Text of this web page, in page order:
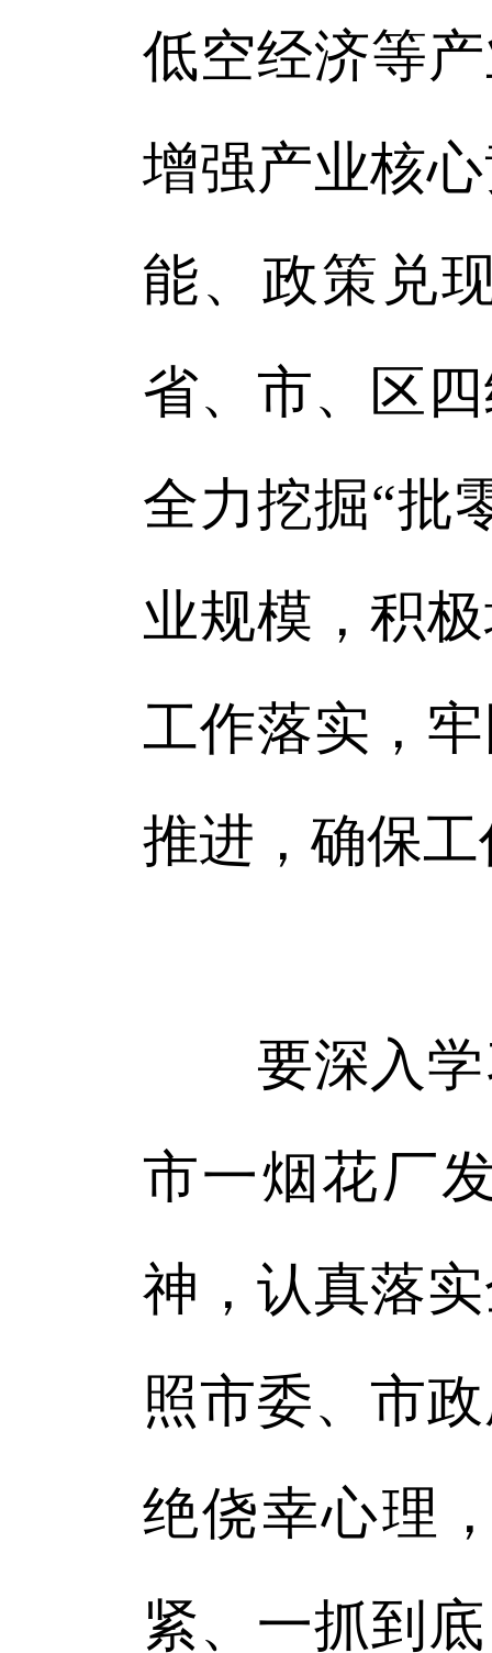
低空经济等
增强产业核
能、政策兑
省、市、区
全力挖掘“批
业规模，积
工作落实，
推进，确保
要深入学
市一烟花厂
神，认真落
照市委、市
绝侥幸心理
紧、一抓到